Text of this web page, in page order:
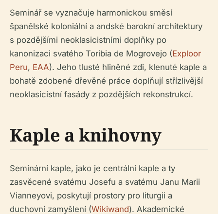
Seminář se vyznačuje harmonickou směsí
španělské koloniální a andské barokní architektury
s pozdějšími neoklasicistními doplňky po
kanonizaci svatého Toribia de Mogrovejo (Exploor
Peru, EAA). Jeho tlusté hliněné zdi, klenuté kaple a
bohatě zdobené dřevěné práce doplňují střízlivější
neoklasicistní fasády z pozdějších rekonstrukcí.
Kaple a knihovny
Seminární kaple, jako je centrální kaple a ty
zasvěcené svatému Josefu a svatému Janu Marii
Vianneyovi, poskytují prostory pro liturgii a
duchovní zamyšlení (Wikiwand). Akademické